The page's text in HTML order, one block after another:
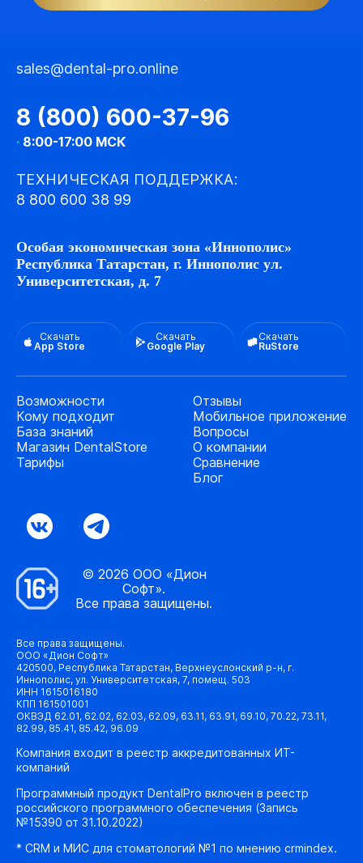
sales@dental-pro.online
8 (800) 600-37-96
· 8:00-17:00 МСК
ТЕХНИЧЕСКАЯ ПОДДЕРЖКА:
8 800 600 38 99
Особая экономическая зона «Иннополис»
Республика Татарстан, г. Иннополис ул.
Университетская, д. 7
Скачать
App Store
Скачать
Google Play
Скачать
RuStore
Возможности
Кому подходит
База знаний
Магазин DentalStore
Тарифы
Отзывы
Мобильное приложение
Вопросы
О компании
Сравнение
Блог
© 2026 ООО «Дион
Софт».
Все права защищены.
Все права защищены.
ООО «Дион Софт»
420500, Республика Татарстан, Верхнеуслонский р-н, г.
Иннополис, ул. Университетская, 7, помещ. 503
ИНН 1615016180
КПП 161501001
ОКВЭД 62.01, 62.02, 62.03, 62.09, 63.11, 63.91, 69.10, 70.22, 73.11,
82.99, 85.41, 85.42, 96.09
Компания входит в реестр аккредитованных ИТ-
компаний
Программный продукт DentalPro включен в реестр
российского программного обеспечения (Запись
№15390 от 31.10.2022)
* CRM и МИС для стоматологий №1 по мнению crmindex.